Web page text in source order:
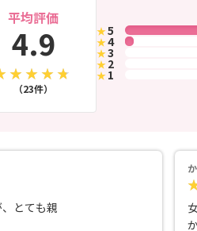
平均評価
4.9
（23件）
★5
★4
★3
★2
★1
とても親